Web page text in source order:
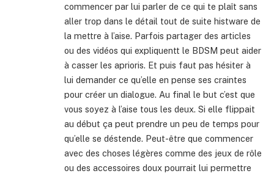
commencer par lui parler de ce qui te plaît sans
aller trop dans le détail tout de suite histware de
la mettre à l’aise. Parfois partager des articles
ou des vidéos qui expliquentt le BDSM peut aider
à casser les aprioris. Et puis faut pas hésiter à
lui demander ce qu’elle en pense ses craintes
pour créer un dialogue. Au final le but c’est que
vous soyez à l’aise tous les deux. Si elle flippait
au début ça peut prendre un peu de temps pour
qu’elle se déstende. Peut-être que commencer
avec des choses légères comme des jeux de rôle
ou des accessoires doux pourrait lui permettre